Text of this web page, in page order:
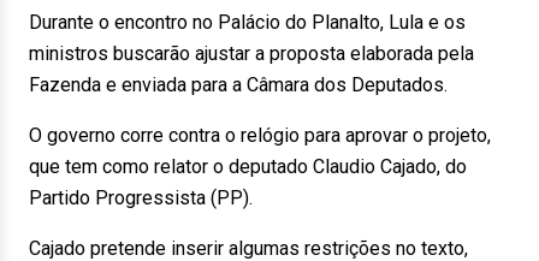
Durante o encontro no Palácio do Planalto, Lula e os
ministros buscarão ajustar a proposta elaborada pela
Fazenda e enviada para a Câmara dos Deputados.
O governo corre contra o relógio para aprovar o projeto,
que tem como relator o deputado Claudio Cajado, do
Partido Progressista (PP).
Cajado pretende inserir algumas restrições no texto,